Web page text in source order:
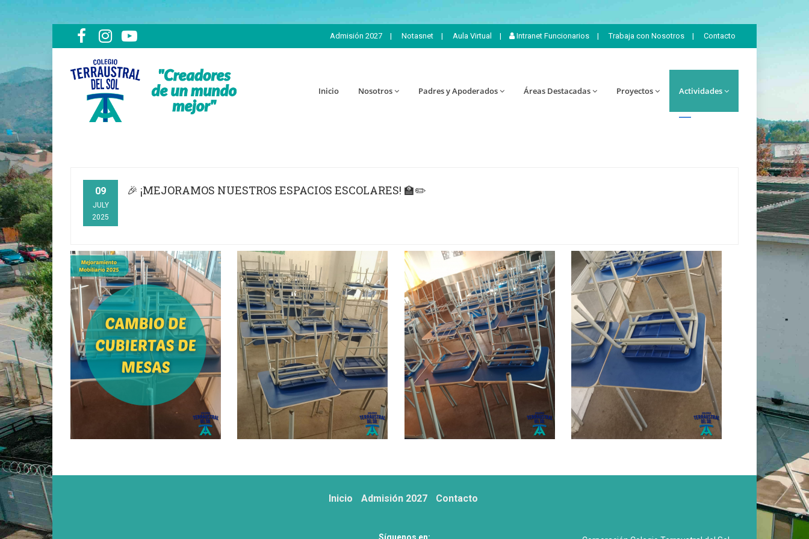
Admisión 2027 | Notasnet | Aula Virtual | Intranet Funcionarios | Trabaja con Nosotros | Contacto
Inicio Nosotros Padres y Apoderados Áreas Destacadas Proyectos Actividades
09
JULY
2025
🎉 ¡MEJORAMOS NUESTROS ESPACIOS ESCOLARES! 🏫✏️
Inicio Admisión 2027 Contacto